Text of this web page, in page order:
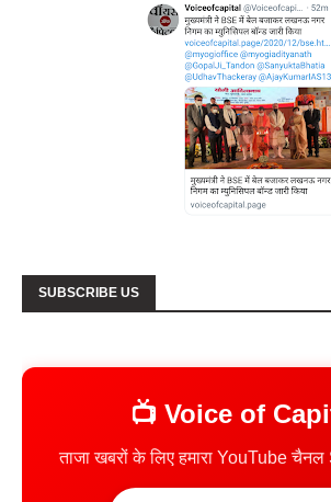
SUBSCRIBE US
📺 Voice of
ताजा खबरों के लिए हमारा YouTube